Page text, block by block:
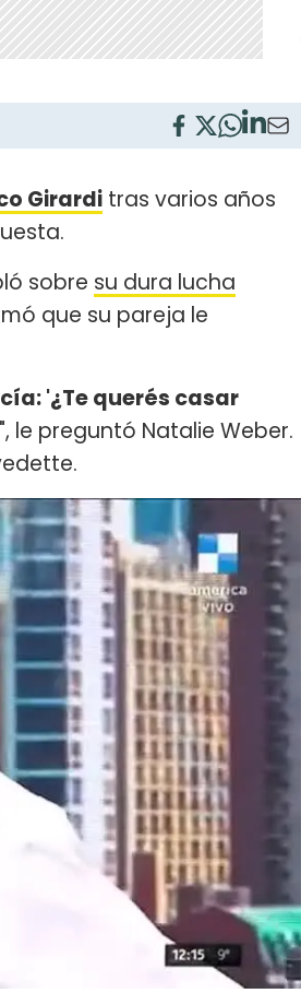
Girardi tras varios años
sobre su dura lucha
que su pareja le
'¿Te querés casar
le preguntó Natalie Weber.